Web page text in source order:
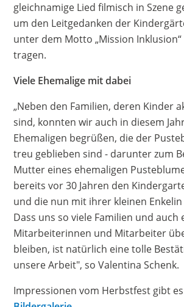
gleichnamige Lied filmisch in Szene
um den Leitgedanken der
unter dem Motto „Mission Inklusion“
tragen.
Viele Ehemalige mit dabei
„Neben den Familien, deren Kinder
sind, konnten wir auch in diesem
Ehemaligen begrüßen, die der
treu geblieben sind - darunter zum
Mutter eines ehemaligen
bereits vor 30 Jahren den
und die nun mit ihrer kleinen Enkelin
Dass uns so viele Familien und auch
Mitarbeiterinnen und Mitarbeiter
bleiben, ist natürlich eine tolle
unsere Arbeit", so Valentina Schenk.
Impressionen vom Herbstfest gibt